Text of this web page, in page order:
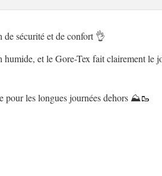
de sécurité et de confort 👌
humide, et le Gore-Tex fait clairement le
pour les longues journées dehors ⛰️🥾